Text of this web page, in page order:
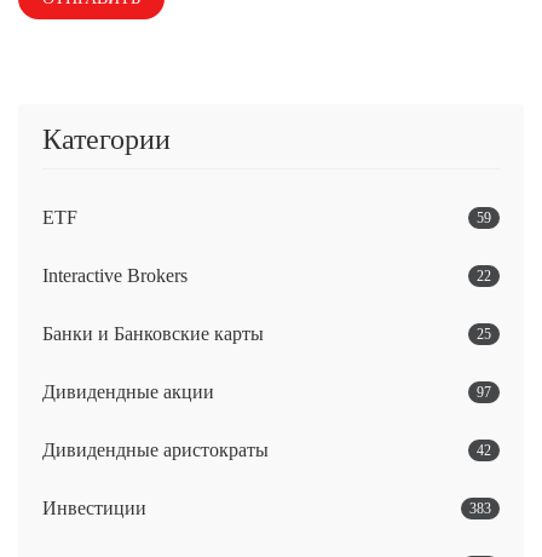
Категории
ETF 59
Interactive Brokers 22
Банки и Банковские карты 25
Дивидендные акции 97
Дивидендные аристократы 42
Инвестиции 383